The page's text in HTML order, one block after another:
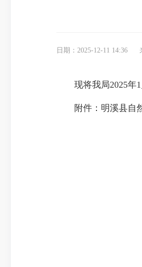
日期：2025-12-11 14:36
现将我局2025年1
附件：明溪县自然